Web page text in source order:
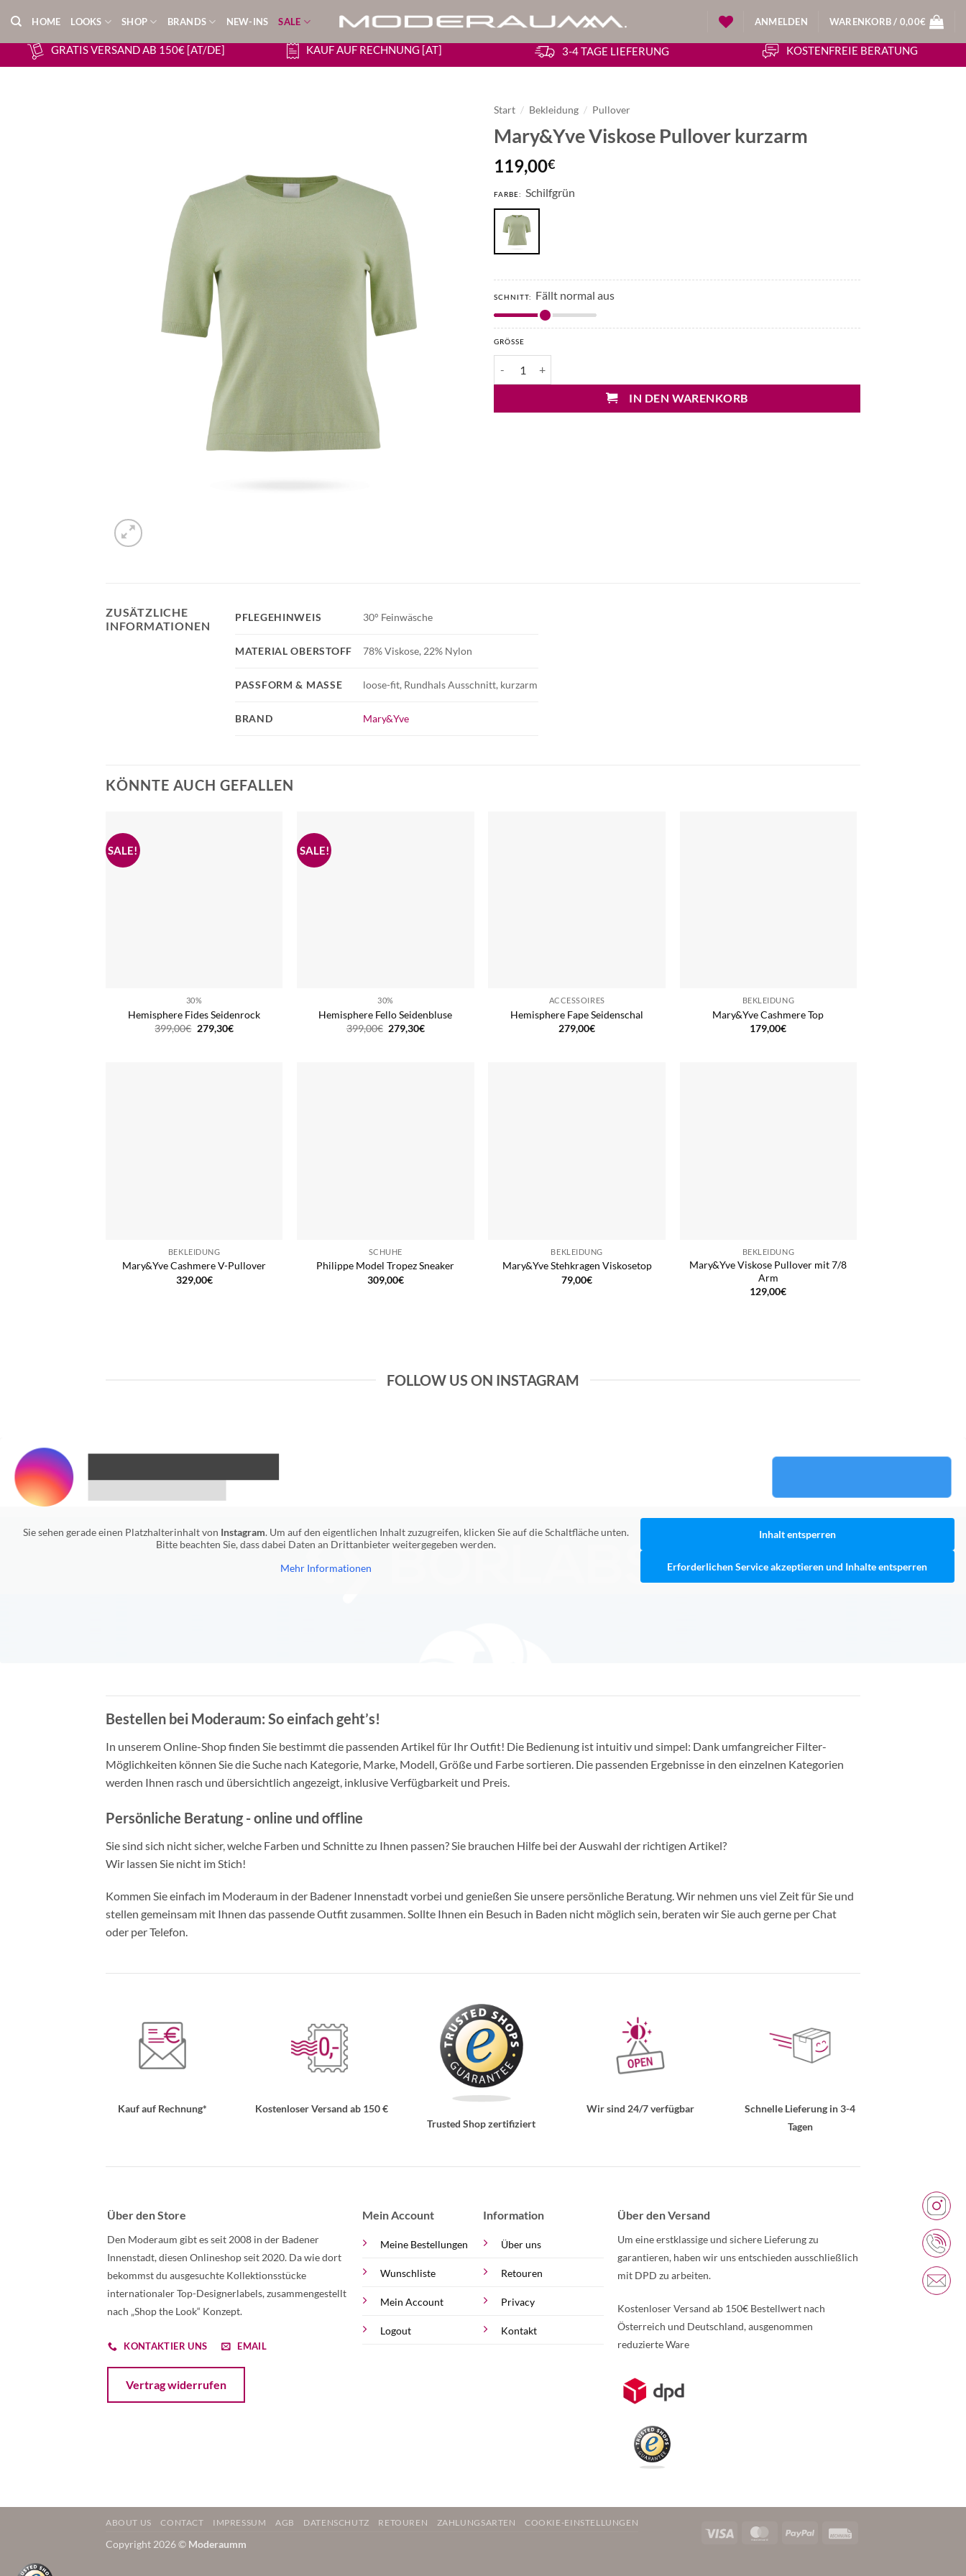
Inhalt
springen
HOME LOOKS SHOP BRANDS NEW-INS SALE ANMELDEN WARENKORB / 0,00€
GRATIS VERSAND AB 150€ [AT/DE] KAUF AUF RECHNUNG [AT] 3-4 TAGE LIEFERUNG KOSTENFREIE BERATUNG
Start / Bekleidung / Pullover
Mary&Yve Viskose Pullover kurzarm
119,00€
FARBE: Schilfgrün
SCHNITT: Fällt normal aus
GRÖSSE
IN DEN WARENKORB
ZUSÄTZLICHE
INFORMATIONEN
BRAND Mary&Yve
PFLEGEHINWEIS 30° Feinwäsche
MATERIAL OBERSTOFF 78% Viskose, 22% Nylon
PASSFORM & MASSE loose-fit, Rundhals Ausschnitt, kurzarm
KÖNNTE AUCH GEFALLEN
30%
Hemisphere Fides Seidenrock
399,00€ Ursprünglicher
Preis
279,30€Aktueller
30%
Hemisphere Fello Seidenbluse
399,00€ Ursprünglicher
Preis
279,30€Aktueller
ACCESSOIRES
Hemisphere Fape Seidenschal
279,00€
BEKLEIDUNG
Mary&Yve Cashmere Top
179,00€
BEKLEIDUNG
Mary&Yve Cashmere V-Pullover
329,00€
SCHUHE
Philippe Model Tropez Sneaker
309,00€
BEKLEIDUNG
Mary&Yve Stehkragen Viskosetop
79,00€
BEKLEIDUNG
Mary&Yve Viskose Pullover mit 7/8
Arm
129,00€
FOLLOW US ON INSTAGRAM
Sie sehen gerade einen Platzhalterinhalt von Instagram. Um auf den eigentlichen Inhalt zuzugreifen, klicken Sie auf die Schaltfläche unten.
Bitte beachten Sie, dass dabei Daten an Drittanbieter weitergegeben werden.
Mehr Informationen
Inhalt entsperren
Erforderlichen Service akzeptieren und Inhalte entsperren
Bestellen bei Moderaum: So einfach geht’s!
In unserem Online-Shop finden Sie bestimmt die passenden Artikel für Ihr Outfit! Die Bedienung ist intuitiv und simpel: Dank umfangreicher Filter-
Möglichkeiten können Sie die Suche nach Kategorie, Marke, Modell, Größe und Farbe sortieren. Die passenden Ergebnisse in den einzelnen Kategorien
werden Ihnen rasch und übersichtlich angezeigt, inklusive Verfügbarkeit und Preis.
Persönliche Beratung - online und offline
Sie sind sich nicht sicher, welche Farben und Schnitte zu Ihnen passen? Sie brauchen Hilfe bei der Auswahl der richtigen Artikel?
Wir lassen Sie nicht im Stich!
Kommen Sie einfach im Moderaum in der Badener Innenstadt vorbei und genießen Sie unsere persönliche Beratung. Wir nehmen uns viel Zeit für Sie und
stellen gemeinsam mit Ihnen das passende Outfit zusammen. Sollte Ihnen ein Besuch in Baden nicht möglich sein, beraten wir Sie auch gerne per Chat
oder per Telefon.
Kauf auf Rechnung*
Kostenloser Versand ab 150 €
Trusted Shop zertifiziert
Wir sind 24/7 verfügbar
Schnelle Lieferung in 3-4
Tagen
Über den Store
Den Moderaum gibt es seit 2008 in der Badener
Innenstadt, diesen Onlineshop seit 2020. Da wie dort
bekommst du ausgesuchte Kollektionsstücke
internationaler Top-Designerlabels, zusammengestellt
nach „Shop the Look“ Konzept.
KONTAKTIER UNS EMAIL
Vertrag widerrufen
Mein Account
Meine Bestellungen
Wunschliste
Mein Account
Logout
Information
Über uns
Retouren
Privacy
Kontakt
Über den Versand
Um eine erstklassige und sichere Lieferung zu
garantieren, haben wir uns entschieden ausschließlich
mit DPD zu arbeiten.
Kostenloser Versand ab 150€ Bestellwert nach
Österreich und Deutschland, ausgenommen
reduzierte Ware
Weitere Informationen über den gesperrten Inhalt.
Visa MasterCardPayPal
ABOUT US CONTACT IMPRESSUM AGB DATENSCHUTZ RETOUREN ZAHLUNGSARTEN COOKIE-EINSTELLUNGEN
Copyright 2026 © Moderaumm
Weitere Informationen über den gesperrten Inhalt.